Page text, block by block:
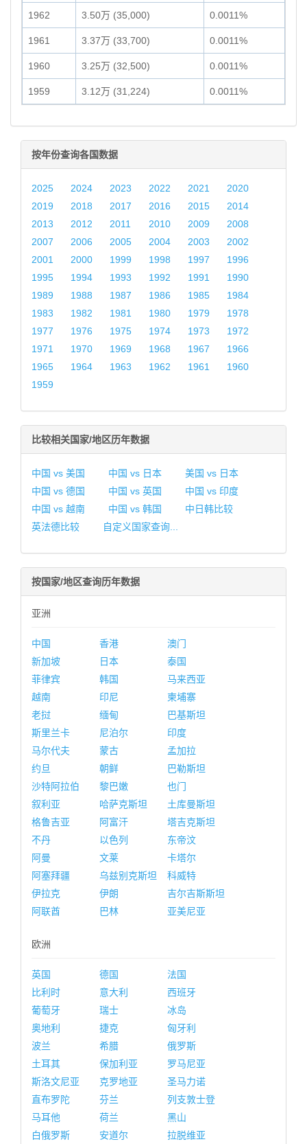
1962 3.50万 (35,000) 0.0011%
1961 3.37万 (33,700) 0.0011%
1960 3.25万 (32,500) 0.0011%
1959 3.12万 (31,224) 0.0011%
按年份查询各国数据
2025 2024 2023 2022 2021
2020
2019
2018 2017 2016 2015
2014
2013
2012 2011 2010 2009
2008
2007
2006 2005 2004 2003
2002
2001
2000 1999 1998 1997
1996
1995
1994 1993 1992 1991
1990
1989
1988 1987 1986 1985
1984
1983
1982 1981 1980 1979
1978
1977
1976 1975 1974 1973
1972
1971
1970 1969 1968 1967
1966
1965
1964 1963 1962 1961
1960
1959
比较相关国家/地区历年数据
中国 vs 美国 中国 vs 日本
美国 vs 日本
中国 vs 德国
中国 vs 英国
中国 vs 印度
中国 vs 越南
中国 vs 韩国
中日韩比较
英法德比较
自定义国家查询...
按国家/地区查询历年数据
亚洲
中国 香港
澳门
新加坡
日本
泰国
菲律宾
韩国
马来西亚
越南
印尼
柬埔寨
老挝
缅甸
巴基斯坦
斯里兰卡
尼泊尔
印度
马尔代夫
蒙古
孟加拉
约旦
朝鲜
巴勒斯坦
沙特阿拉伯
黎巴嫩
也门
叙利亚
哈萨克斯坦
土库曼斯坦
格鲁吉亚
阿富汗
塔吉克斯坦
不丹
以色列
东帝汶
阿曼
文莱
卡塔尔
阿塞拜疆
乌兹别克斯坦
科威特
伊拉克
伊朗
吉尔吉斯斯坦
阿联酋
巴林 亚美尼亚
欧洲
英国 德国
法国
比利时
意大利
西班牙
葡萄牙
瑞士
冰岛
奥地利
捷克
匈牙利
波兰
希腊
俄罗斯
土耳其
保加利亚
罗马尼亚
斯洛文尼亚
克罗地亚
圣马力诺
直布罗陀
芬兰
列支敦士登
马耳他
荷兰
黑山
白俄罗斯
安道尔
拉脱维亚